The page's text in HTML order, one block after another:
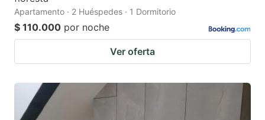
Apartamento · 2 Huéspedes · 1 Dormitorio
$ 110.000 por noche
Ver oferta